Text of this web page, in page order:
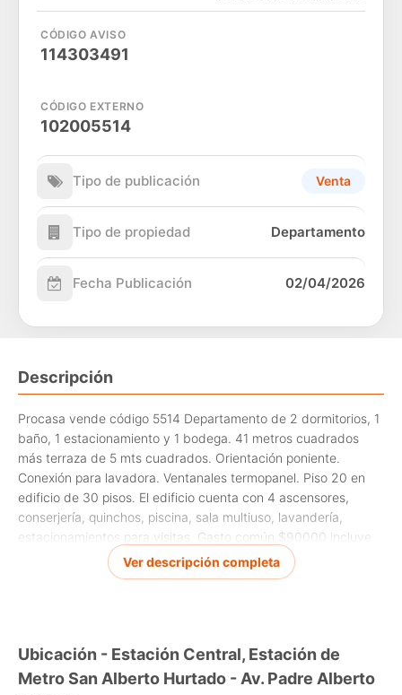
CÓDIGO AVISO
114303491
CÓDIGO EXTERNO
102005514
Tipo de publicación Venta
Tipo de propiedad Departamento
Fecha Publicación 02/04/2026
Descripción
Procasa vende código 5514 Departamento de 2 dormitorios, 1
baño, 1 estacionamiento y 1 bodega. 41 metros cuadrados
más terraza de 5 mts cuadrados. Orientación poniente.
Conexión para lavadora. Ventanales termopanel. Piso 20 en
edificio de 30 pisos. El edificio cuenta con 4 ascensores,
conserjería, quinchos, piscina, sala multiuso, lavandería,
estacionamientos para visitas. Gasto común $90000 incluye
consumo de agua caliente. Exento de contribuciones. Cercano
a Estación de Metro San Alberto Hurtado.
Ver descripción completa
Ubicación - Estación Central, Estación de
Metro San Alberto Hurtado - Av. Padre Alberto